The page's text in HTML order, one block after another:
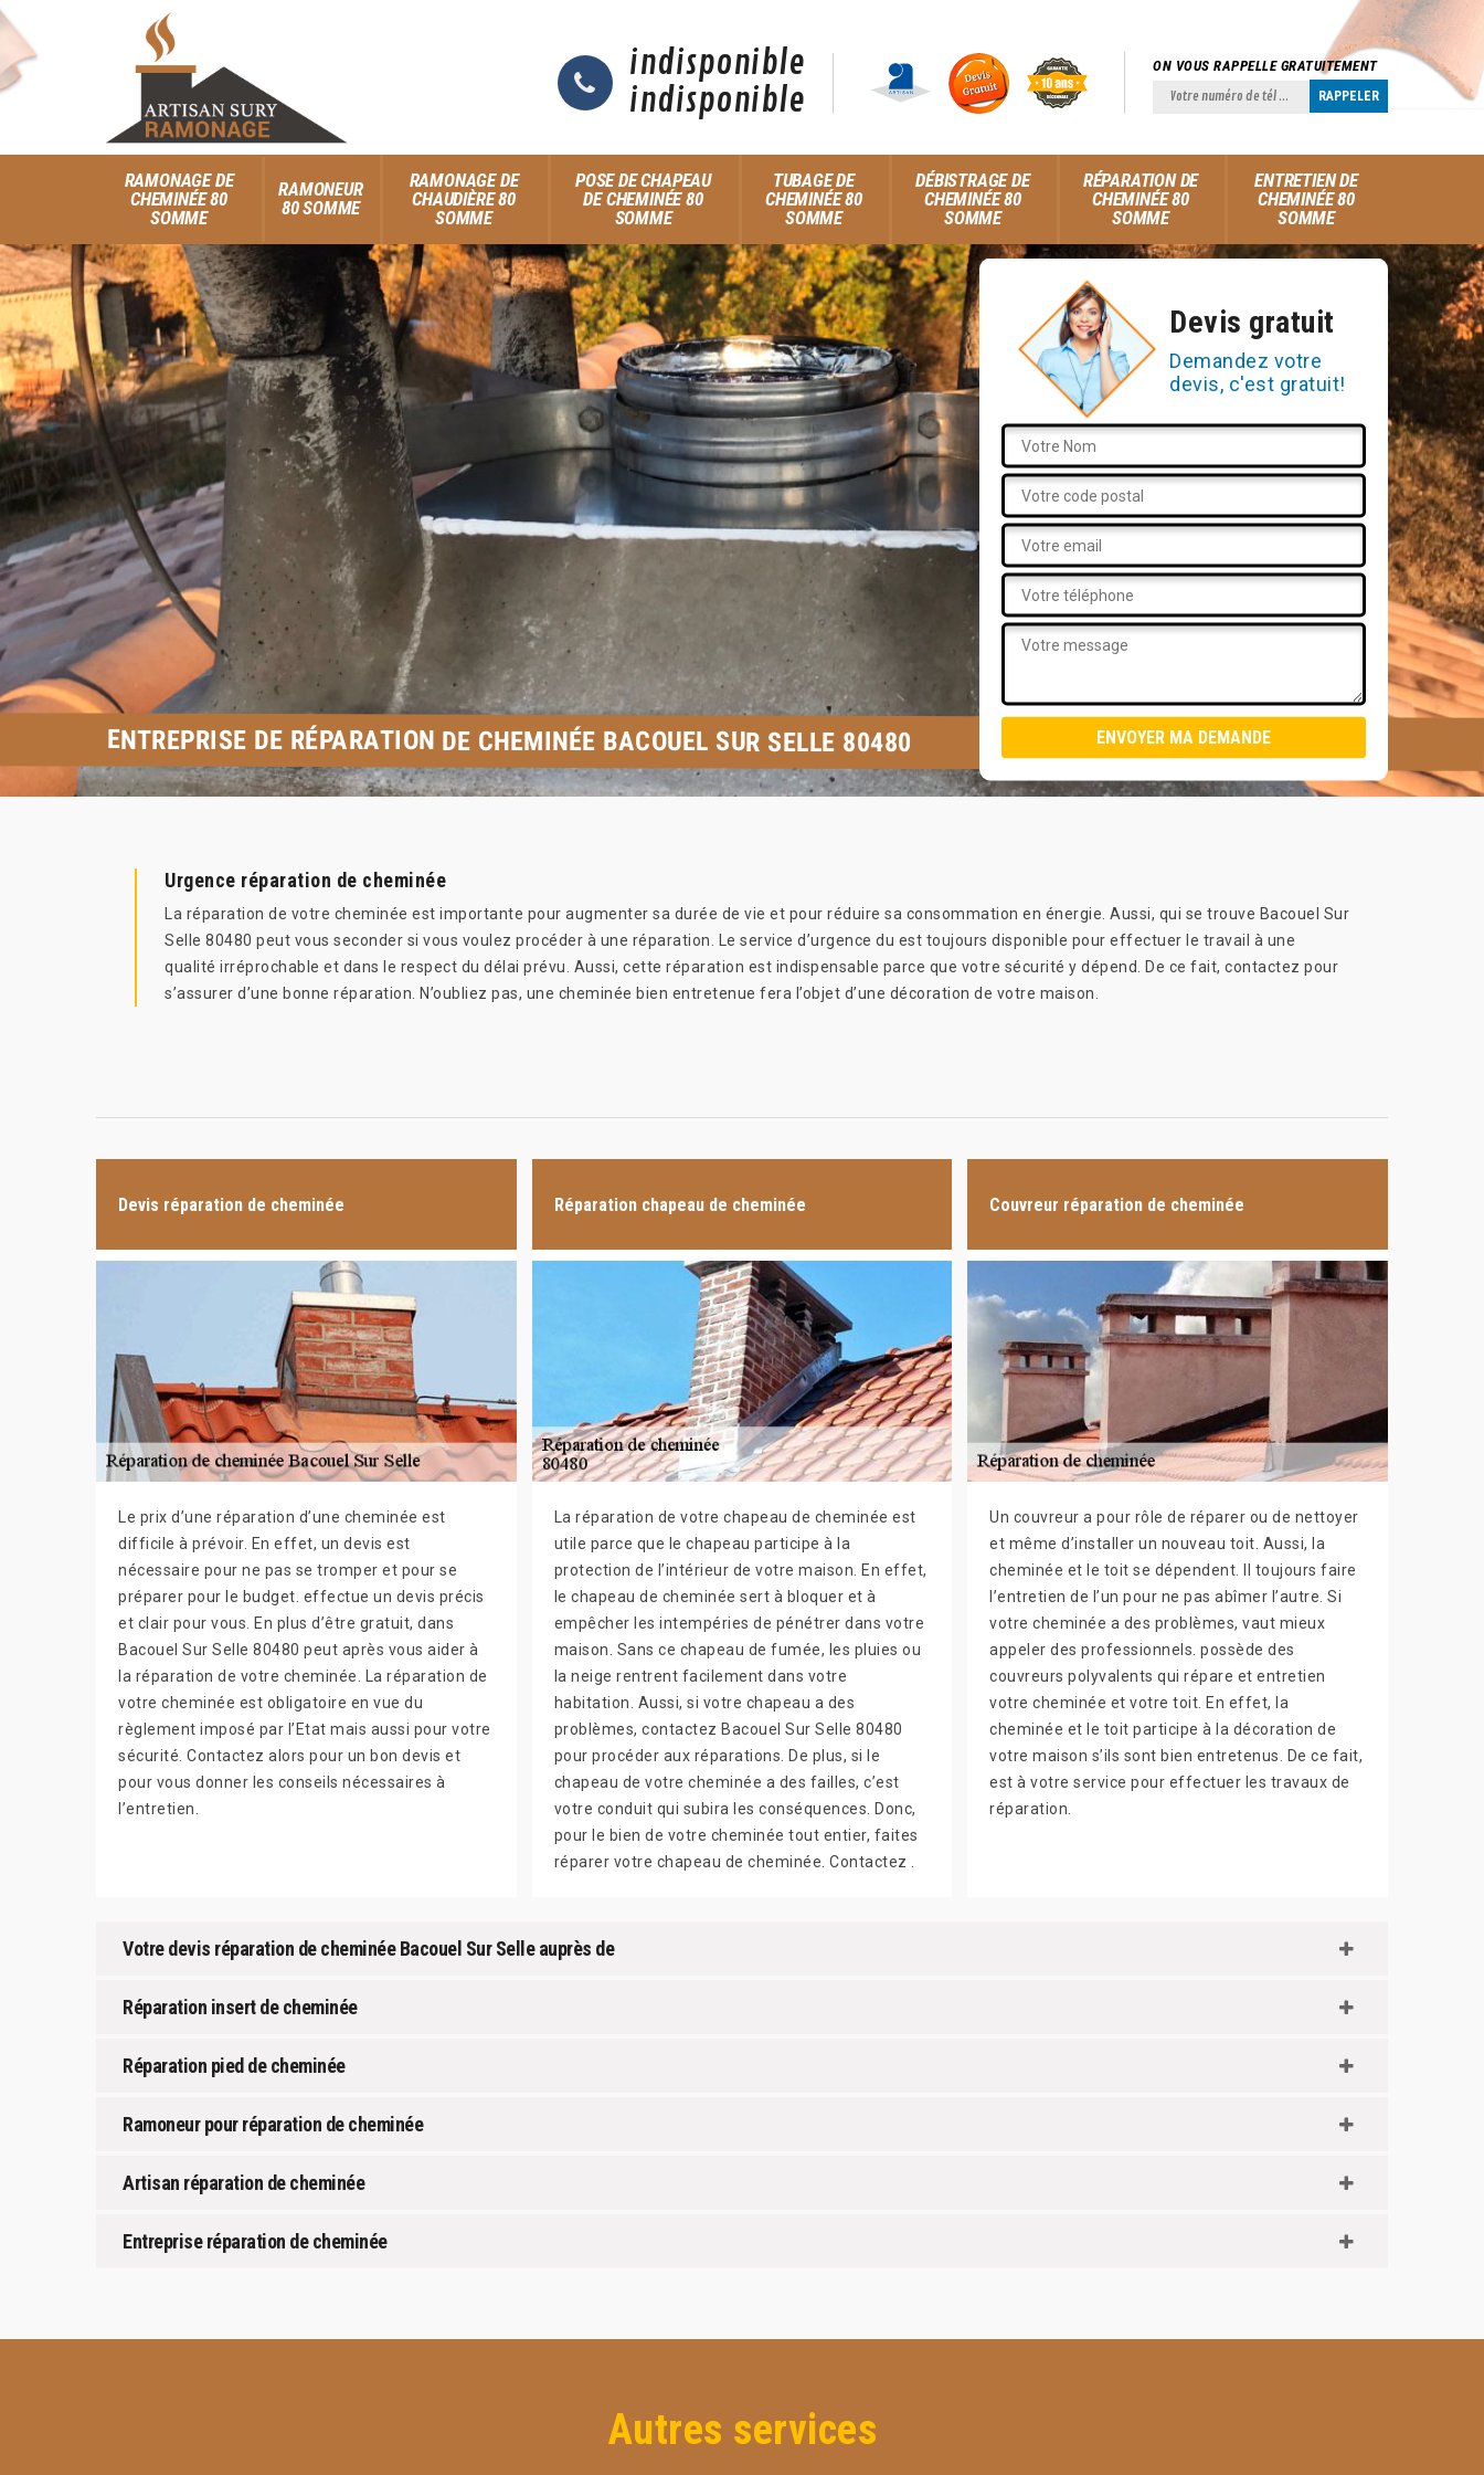
indisponible
indisponible
ON VOUS RAPPELLE GRATUITEMENT
RAMONAGE DE
CHEMINÉE 80
SOMME
RAMONEUR
80 SOMME
RAMONAGE DE
CHAUDIÈRE 80
SOMME
POSE DE CHAPEAU
DE CHEMINÉE 80
SOMME
TUBAGE DE
CHEMINÉE 80
SOMME
DÉBISTRAGE DE
CHEMINÉE 80
SOMME
RÉPARATION DE
CHEMINÉE 80
SOMME
ENTRETIEN DE
CHEMINÉE 80
SOMME
Devis gratuit
Demandez votre
devis, c'est gratuit!
ENTREPRISE DE RÉPARATION DE CHEMINÉE BACOUEL SUR SELLE 80480
Urgence réparation de cheminée
La réparation de votre cheminée est importante pour augmenter sa durée de vie et pour réduire sa consommation en énergie. Aussi, qui se trouve Bacouel Sur
Selle 80480 peut vous seconder si vous voulez procéder à une réparation. Le service d’urgence du est toujours disponible pour effectuer le travail à une
qualité irréprochable et dans le respect du délai prévu. Aussi, cette réparation est indispensable parce que votre sécurité y dépend. De ce fait, contactez pour
s’assurer d’une bonne réparation. N’oubliez pas, une cheminée bien entretenue fera l’objet d’une décoration de votre maison.
Devis réparation de cheminée
Le prix d’une réparation d’une cheminée est
difficile à prévoir. En effet, un devis est
nécessaire pour ne pas se tromper et pour se
préparer pour le budget. effectue un devis précis
et clair pour vous. En plus d’être gratuit, dans
Bacouel Sur Selle 80480 peut après vous aider à
la réparation de votre cheminée. La réparation de
votre cheminée est obligatoire en vue du
règlement imposé par l’Etat mais aussi pour votre
sécurité. Contactez alors pour un bon devis et
pour vous donner les conseils nécessaires à
l’entretien.
Réparation chapeau de cheminée
La réparation de votre chapeau de cheminée est
utile parce que le chapeau participe à la
protection de l’intérieur de votre maison. En effet,
le chapeau de cheminée sert à bloquer et à
empêcher les intempéries de pénétrer dans votre
maison. Sans ce chapeau de fumée, les pluies ou
la neige rentrent facilement dans votre
habitation. Aussi, si votre chapeau a des
problèmes, contactez Bacouel Sur Selle 80480
pour procéder aux réparations. De plus, si le
chapeau de votre cheminée a des failles, c’est
votre conduit qui subira les conséquences. Donc,
pour le bien de votre cheminée tout entier, faites
réparer votre chapeau de cheminée. Contactez .
Couvreur réparation de cheminée
Un couvreur a pour rôle de réparer ou de nettoyer
et même d’installer un nouveau toit. Aussi, la
cheminée et le toit se dépendent. Il toujours faire
l’entretien de l’un pour ne pas abîmer l’autre. Si
votre cheminée a des problèmes, vaut mieux
appeler des professionnels. possède des
couvreurs polyvalents qui répare et entretien
votre cheminée et votre toit. En effet, la
cheminée et le toit participe à la décoration de
votre maison s’ils sont bien entretenus. De ce fait,
est à votre service pour effectuer les travaux de
réparation.
Votre devis réparation de cheminée Bacouel Sur Selle auprès de
Réparation insert de cheminée
Réparation pied de cheminée
Ramoneur pour réparation de cheminée
Artisan réparation de cheminée
Entreprise réparation de cheminée
Autres services